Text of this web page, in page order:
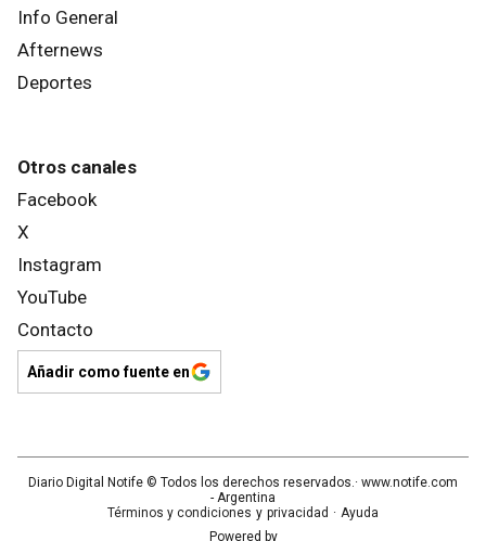
Info General
Afternews
Deportes
Otros canales
Facebook
X
Instagram
YouTube
Contacto
Añadir como fuente en
Diario Digital Notife © Todos los derechos reservados.· www.notife.com
- Argentina
Términos y condiciones y privacidad · Ayuda
Powered by